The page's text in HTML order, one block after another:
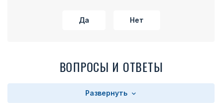
Да Нет
ВОПРОСЫ И ОТВЕТЫ
Развернуть